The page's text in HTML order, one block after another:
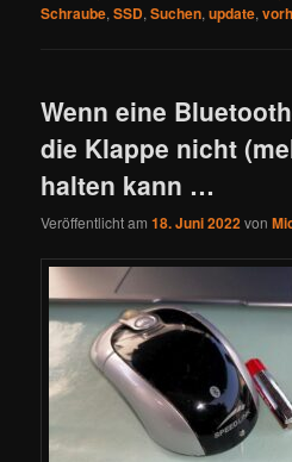
Schraube,SSD,Suchen,update,
Wenn eine
die Klappe nicht
halten kann …
Veröffentlicht am18. Juni 2022von